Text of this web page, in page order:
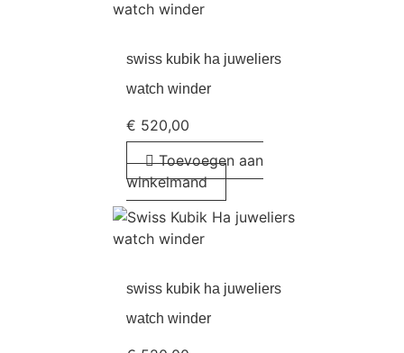
swiss kubik ha juweliers
watch winder
€ 520,00
Toevoegen aan
winkelmand
swiss kubik ha juweliers
watch winder